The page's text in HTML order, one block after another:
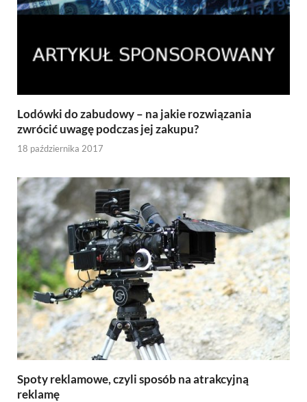
Lodówki do zabudowy – na jakie rozwiązania
zwrócić uwagę podczas jej zakupu?
18 października 2017
Spoty reklamowe, czyli sposób na atrakcyjną
reklamę